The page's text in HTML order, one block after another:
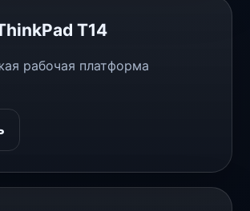
T14
рабочая платформа